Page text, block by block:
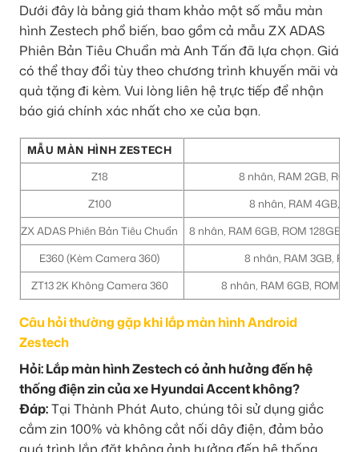
Dưới đây là bảng giá tham khảo một số mẫu màn
hình Zestech phổ biến, bao gồm cả mẫu ZX ADAS
Phiên Bản Tiêu Chuẩn mà Anh Tấn đã lựa chọn. Giá
có thể thay đổi tùy theo chương trình khuyến mãi và
quà tặng đi kèm. Vui lòng liên hệ trực tiếp để nhận
báo giá chính xác nhất cho xe của bạn.
MẪU MÀN HÌNH ZESTECH
Z18
8 nhân, RAM 2GB,
Z100
8 nhân, RAM 4GB,
ZX ADAS Phiên Bản Tiêu Chuẩn
8 nhân, RAM 6GB, ROM 128GB,
E360 (Kèm Camera 360)
8 nhân, RAM 3GB,
ZT13 2K Không Camera 360
8 nhân, RAM 6GB, ROM
Câu hỏi thường gặp khi lắp màn hình Android
Zestech
Hỏi: Lắp màn hình Zestech có ảnh hưởng đến hệ
thống điện zin của xe Hyundai Accent không?
Đáp:Tại Thành Phát Auto, chúng tôi sử dụng giắc
cắm zin 100% và không cắt nối dây điện, đảm bảo